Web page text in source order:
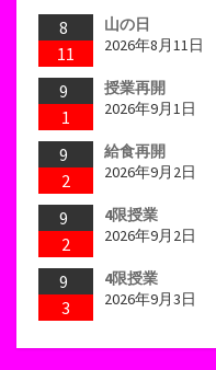
8
11
山の日
2026年8月11日
9
1
授業再開
2026年9月1日
9
2
給食再開
2026年9月2日
9
2
4限授業
2026年9月2日
9
3
4限授業
2026年9月3日